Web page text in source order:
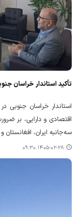
تأکید استاندار خراسان
استاندار خراسان جنوبی
اقتصادی و دارایی، بر
سه‌جانبه ایران،
۱۴۰۵-۰۲-۲۸ ۰۹:۳۰